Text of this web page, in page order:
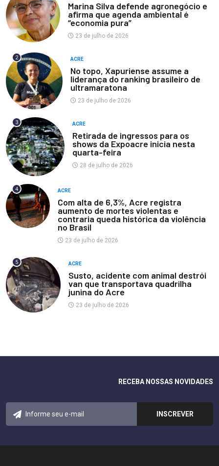
Marina Silva defende agronegócio e
afirma que agenda ambiental é
“economia pura”
23 de julho de 2026
2 ACRE
No topo, Xapuriense assume a
liderança do ranking brasileiro de
ultramaratona
23 de julho de 2026
3 ACRE
Retirada de ingressos para os
shows da Expoacre inicia nesta
quarta-feira
28 de julho de 2026
4 ACRE
Com alta de 6,3%, Acre registra
aumento de mortes violentas e
contraria queda histórica da violência
no Brasil
23 de julho de 2026
5 ACRE
Susto, acidente com animal destrói
van que transportava quadrilha
junina do Acre
23 de julho de 2026
RECEBA NOSSAS NOVIDADES